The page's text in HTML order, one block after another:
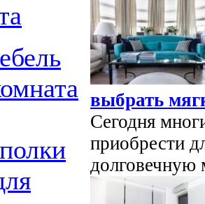
выбрать
Сегодня
приобрести
долговечную